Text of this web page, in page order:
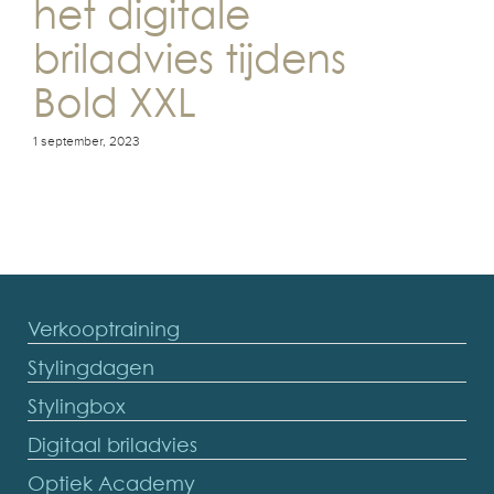
het digitale
briladvies tijdens
Bold XXL
1 september, 2023
Verkooptraining
Stylingdagen
Stylingbox
Digitaal briladvies
Optiek Academy